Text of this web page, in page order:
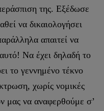
της. Εξέδωσε
να δικαιολογήσει
απαιτεί να
Να έχει δηλαδή το
το γεννημένο τέκνο
χωρίς νομικές
μας να αναφερθούμε σ’